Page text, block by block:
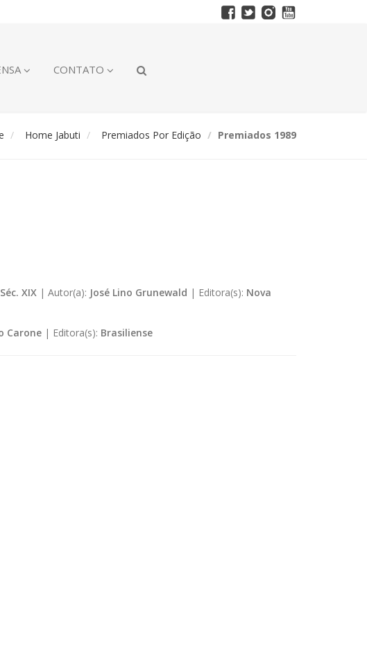
CONTATO
Home Jabuti Premiados Por Edição Premiados 1989
XIX | Autor(a): José Lino Grunewald | Editora(s): Nova
Carone| Editora(s): Brasiliense